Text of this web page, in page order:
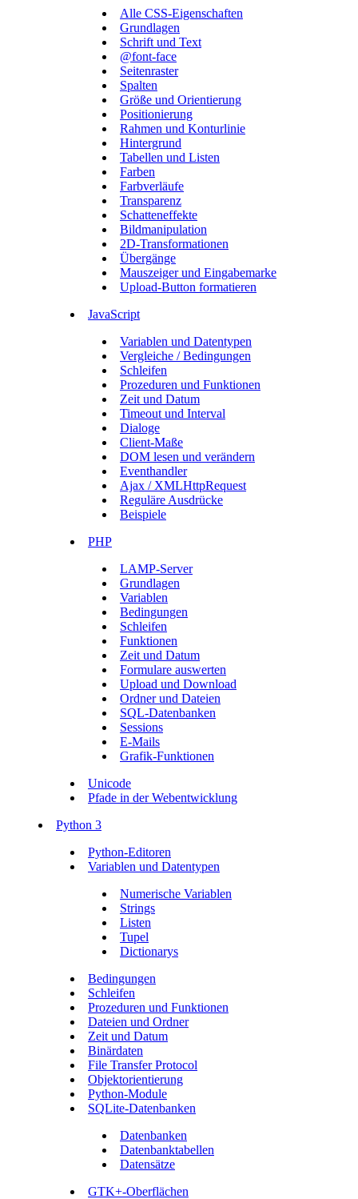
Alle CSS-Eigenschaften
Grundlagen
Schrift und Text
@font-face
Seitenraster
Spalten
Größe und Orientierung
Positionierung
Rahmen und Konturlinie
Hintergrund
Tabellen und Listen
Farben
Farbverläufe
Transparenz
Schatteneffekte
Bildmanipulation
2D-Transformationen
Übergänge
Mauszeiger und Eingabemarke
Upload-Button formatieren
JavaScript
Variablen und Datentypen
Vergleiche / Bedingungen
Schleifen
Prozeduren und Funktionen
Zeit und Datum
Timeout und Interval
Dialoge
Client-Maße
DOM lesen und verändern
Eventhandler
Ajax / XMLHttpRequest
Reguläre Ausdrücke
Beispiele
PHP
LAMP-Server
Grundlagen
Variablen
Bedingungen
Schleifen
Funktionen
Zeit und Datum
Formulare auswerten
Upload und Download
Ordner und Dateien
SQL-Datenbanken
Sessions
E-Mails
Grafik-Funktionen
Unicode
Pfade in der Webentwicklung
Python 3
Python-Editoren
Variablen und Datentypen
Numerische Variablen
Strings
Listen
Tupel
Dictionarys
Bedingungen
Schleifen
Prozeduren und Funktionen
Dateien und Ordner
Zeit und Datum
Binärdaten
File Transfer Protocol
Objektorientierung
Python-Module
SQLite-Datenbanken
Datenbanken
Datenbanktabellen
Datensätze
GTK+-Oberflächen